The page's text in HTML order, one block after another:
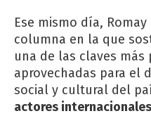
Ese mismo día,
columna en la que
una de las claves más
aprovechadas para el
social y cultural del
actores